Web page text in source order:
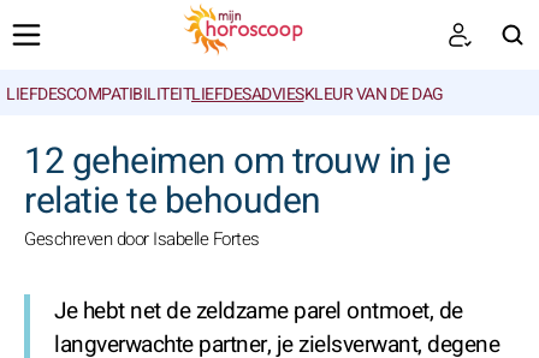
LIEFDESCOMPATIBILITEITLIEFDESADVIESKLEUR VAN DE DAG
12 geheimen om trouw in je
relatie te behouden
Geschreven door Isabelle Fortes
Je hebt net de zeldzame parel ontmoet, de
langverwachte partner, je zielsverwant, degene